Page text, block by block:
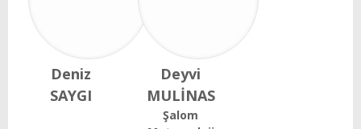
Deniz
SAYGI
Deyvi
MULİNAS
Şalom